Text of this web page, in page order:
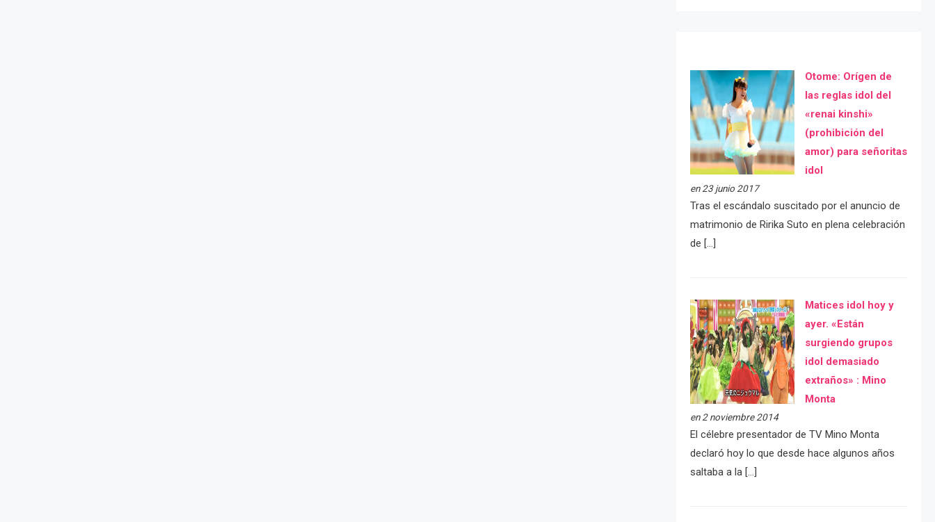
Otome: Orígen de
las reglas idol del
«renai kinshi»
(prohibición del
amor) para señoritas
idol
en 23 junio 2017
Tras el escándalo suscitado por el anuncio de
matrimonio de Ririka Suto en plena celebración
de […]
Matices idol hoy y
ayer. «Están
surgiendo grupos
idol demasiado
extraños» : Mino
Monta
en 2 noviembre 2014
El célebre presentador de TV Mino Monta
declaró hoy lo que desde hace algunos años
saltaba a la […]